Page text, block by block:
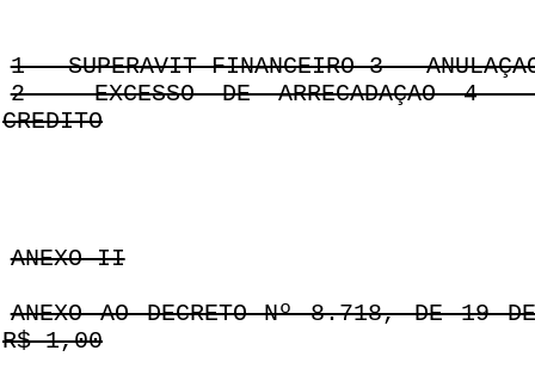
1 - SUPERAVIT FINANCEIRO 3 -
2 - EXCESSO DE ARRECADAÇAO 4 -
CREDITO
ANEXO II
ANEXO AO DECRETO Nº 8.718, DE 19
R$ 1,00